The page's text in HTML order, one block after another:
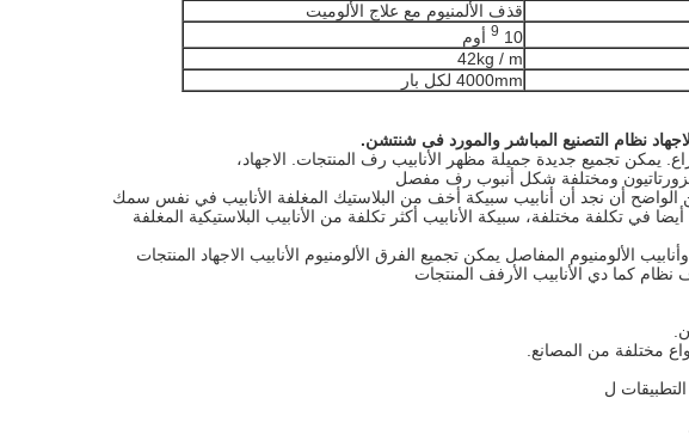
قذف الألمنيوم مع علاج الألوميت
10
9 أوم
42kg / m
4000mm لكل بار
نظام التصنيع المباشر والمورد فى شنتشن.
يمكن تجميع جديدة جميلة مظهر الأنابيب رف المنتجات. الاجهاد،
ومختلفة شكل أنبوب رف مفصل
الواضح أن نجد أن أنابيب سبيكة أخف من البلاستيك المغلفة الأنابيب في نفس سمك
في تكلفة مختلفة، سبيكة الأنابيب أكثر تكلفة من الأنابيب البلاستيكية المغلفة
الألومنيوم المفاصل يمكن تجميع الفرق الألومنيوم الأنابيب الاجهاد المنتجات
كما دي الأنابيب الأرفف المنتجات
مختلفة من المصانع.
ل